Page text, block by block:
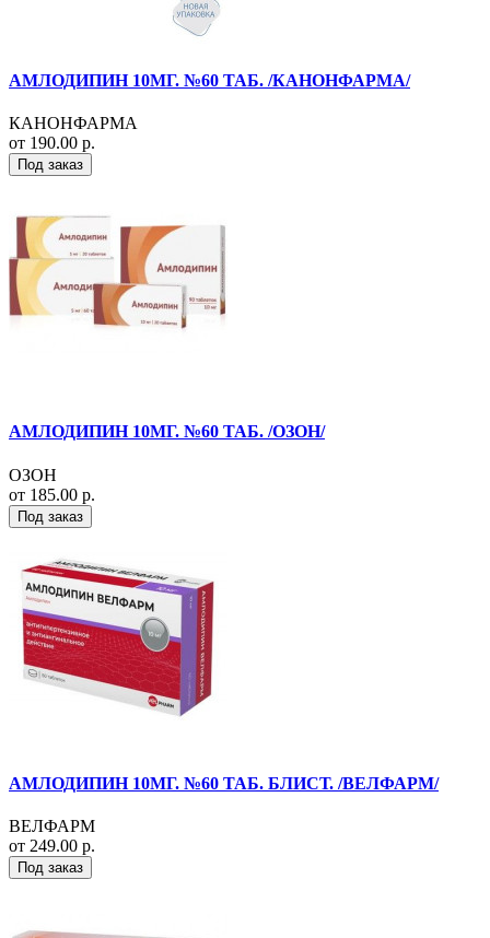
АМЛОДИПИН 10МГ. №60 ТАБ. /КАНОНФАРМА/
КАНОНФАРМА
от 190.00 р.
Под заказ
АМЛОДИПИН 10МГ. №60 ТАБ. /ОЗОН/
ОЗОН
от 185.00 р.
Под заказ
АМЛОДИПИН 10МГ. №60 ТАБ. БЛИСТ. /ВЕЛФАРМ/
ВЕЛФАРМ
от 249.00 р.
Под заказ